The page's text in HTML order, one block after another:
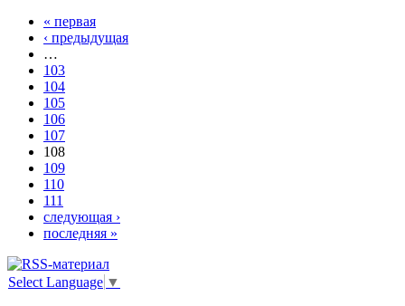
« первая
‹ предыдущая
…
103
104
105
106
107
108
109
110
111
следующая ›
последняя »
Select Language ▼